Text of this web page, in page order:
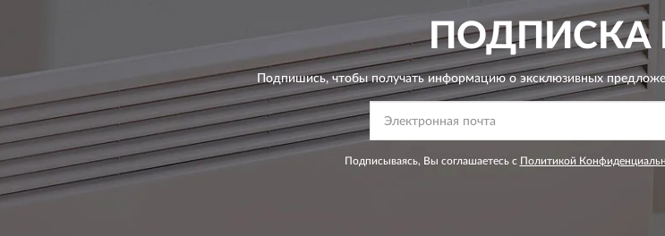
ПОДПИСКА
Подпишись, чтобы получать информацию о эксклюзивных
Подписываясь, Вы соглашаетесь с Политикой